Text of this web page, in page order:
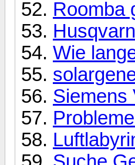
Roomba
Wie
Siemens